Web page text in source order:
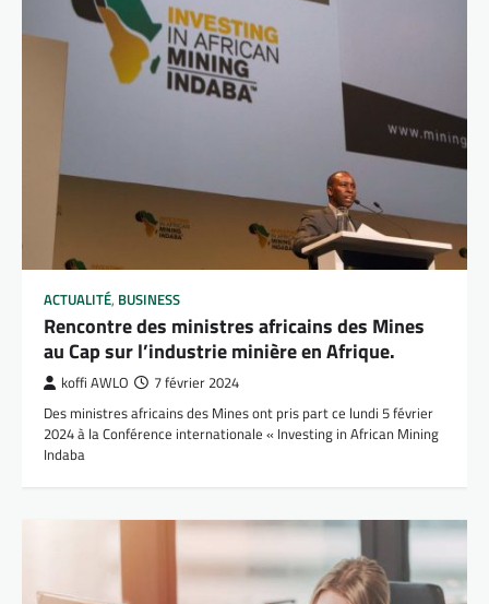
ACTUALITÉ, BUSINESS
Rencontre des ministres africains des Mines
au Cap sur l’industrie minière en Afrique.
koffi AWLO 7 février 2024
Des ministres africains des Mines ont pris part ce lundi 5 février
2024 à la Conférence internationale « Investing in African Mining
Indaba